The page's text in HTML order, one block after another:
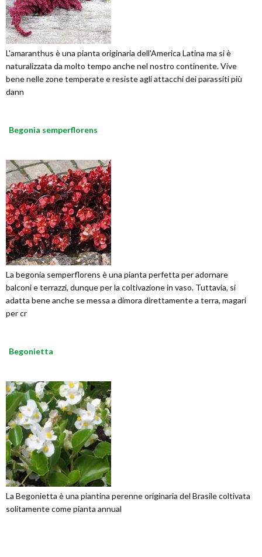
L'amaranthus è una pianta originaria dell'America Latina ma si è
naturalizzata da molto tempo anche nel nostro continente. Vive
bene nelle zone temperate e resiste agli attacchi dei parassiti più
dann
Begonia semperflorens
La begonia semperflorens è una pianta perfetta per adornare
balconi e terrazzi, dunque per la coltivazione in vaso. Tuttavia, si
adatta bene anche se messa a dimora direttamente a terra, magari
per cr
Begonietta
La Begonietta è una piantina perenne originaria del Brasile coltivata
solitamente come pianta annual